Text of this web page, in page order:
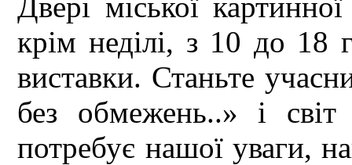
крім неділі, з 10 до 18
виставки. Станьте
без обмежень..» і
потребує нашої уваги,